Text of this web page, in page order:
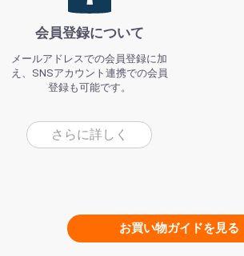
会員登録について
メールアドレスでの会員登録に加
え、SNSアカウント連携での会員
登録も可能です。
さらに詳しく
お買い物ガイドを見る